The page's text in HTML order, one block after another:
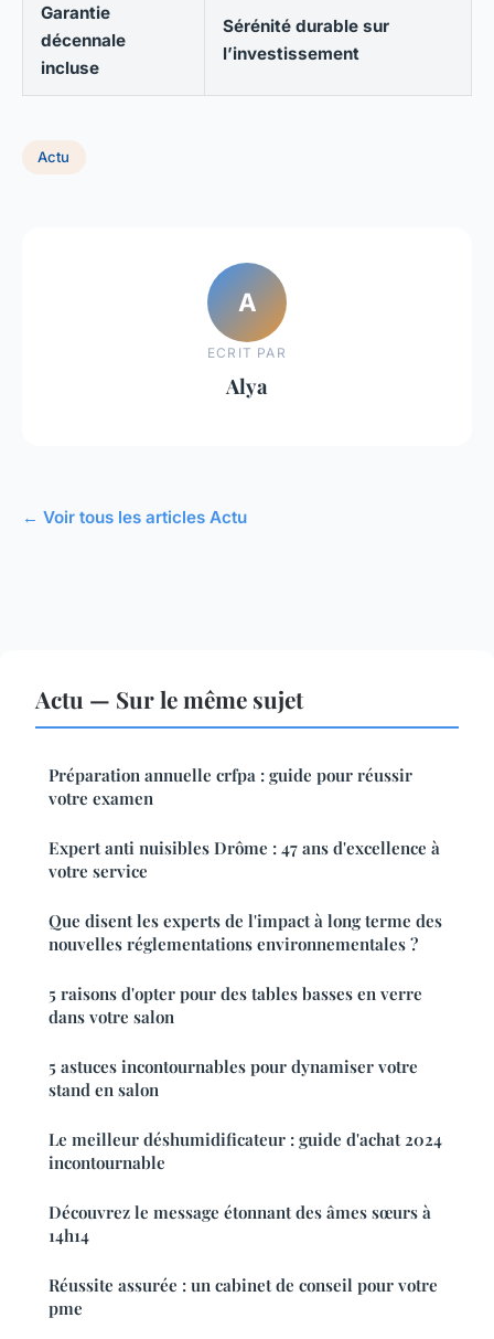
Garantie
décennale
incluse
Sérénité durable sur
l’investissement
Actu
A
ECRIT PAR
Alya
← Voir tous les articles Actu
Actu — Sur le même sujet
Préparation annuelle crfpa : guide pour réussir
votre examen
Expert anti nuisibles Drôme : 47 ans d'excellence à
votre service
Que disent les experts de l'impact à long terme des
nouvelles réglementations environnementales ?
5 raisons d'opter pour des tables basses en verre
dans votre salon
5 astuces incontournables pour dynamiser votre
stand en salon
Le meilleur déshumidificateur : guide d'achat 2024
incontournable
Découvrez le message étonnant des âmes sœurs à
14h14
Réussite assurée : un cabinet de conseil pour votre
pme